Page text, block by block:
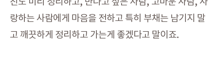
랑하는 사람에게 마음을 전하고 특히 부채는 남기지 말
고 깨끗하게 정리하고 가는게 좋겠다고 말이죠.